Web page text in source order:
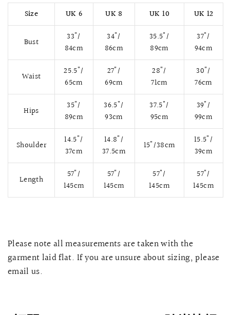
Size UK 6 UK 8 UK 10 UK 12
Bust
33"/
84cm
34"/
86cm
35.5"/
89cm
37"/
94cm
Waist
25.5"/
65cm
27"/
69cm
28"/
71cm
30"/
76cm
Hips
35"/
89cm
36.5"/
93cm
37.5"/
95cm
39"/
99cm
Shoulder
14.5"/
37cm
14.8"/
37.5cm
15"/38cm
15.5"/
39cm
Length
57"/
145cm
57"/
145cm
57"/
145cm
57"/
145cm
Please note all measurements are taken with the
garment laid flat. If you are unsure about sizing, please
email us.
$13,800.00